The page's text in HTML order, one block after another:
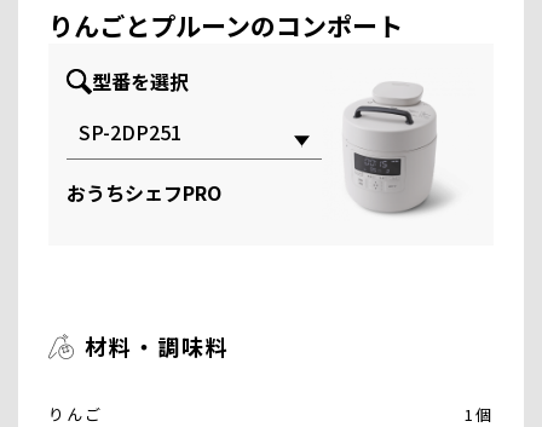
りんごとプルーンのコンポート
型番を選択
おうちシェフPRO
材料・調味料
りんご 1個